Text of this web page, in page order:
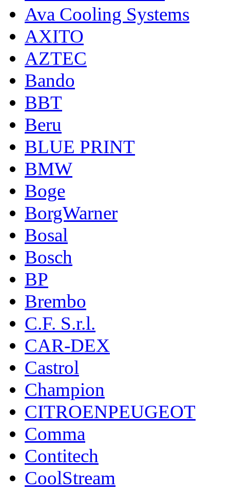
Ava Cooling Systems
AXITO
AZTEC
Bando
BBT
Beru
BLUE PRINT
BMW
Boge
BorgWarner
Bosal
Bosch
BP
Brembo
C.F. S.r.l.
CAR-DEX
Castrol
Champion
CITROENPEUGEOT
Comma
Contitech
CoolStream